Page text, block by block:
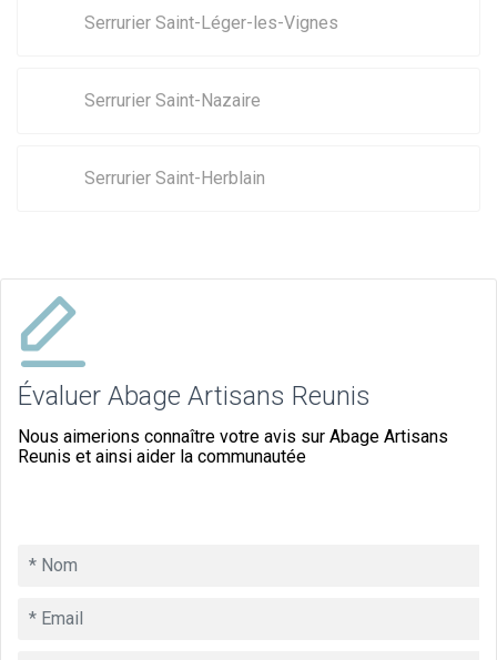
Serrurier Saint-Léger-les-Vignes
Serrurier Saint-Nazaire
Serrurier Saint-Herblain
Évaluer Abage Artisans Reunis
Nous aimerions connaître votre avis sur Abage Artisans
Reunis et ainsi aider la communautée